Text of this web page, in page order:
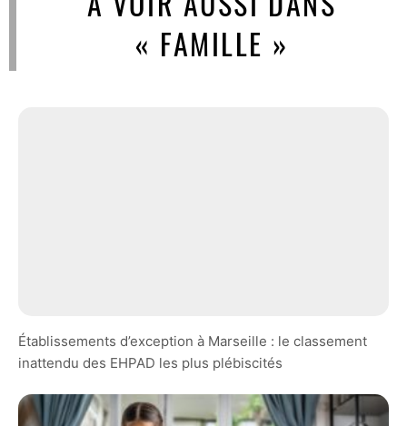
« FAMILLE »
Établissements d’exception à Marseille : le classement
inattendu des EHPAD les plus plébiscités